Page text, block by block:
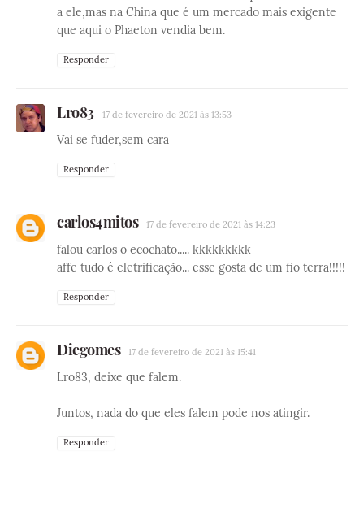
a ele,mas na China que é um mercado mais exigente
que aqui o Phaeton vendia bem.
Responder
Lro83 17 de fevereiro de 2021 às 13:53
Vai se fuder,sem cara
Responder
carlos4mitos 17 de fevereiro de 2021 às 14:23
falou carlos o ecochato..... kkkkkkkkk
affe tudo é eletrificação... esse gosta de um fio terra!!!!!
Responder
Diegomes 17 de fevereiro de 2021 às 15:41
Lro83, deixe que falem.
Juntos, nada do que eles falem pode nos atingir.
Responder